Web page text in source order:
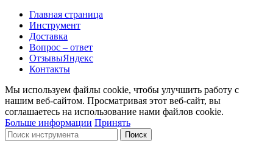
Главная страница
Инструмент
Доставка
Вопрос – ответ
ОтзывыЯндекс
Контакты
Мы используем файлы cookie, чтобы улучшить работу с
нашим веб-сайтом. Просматривая этот веб-сайт, вы
соглашаетесь на использование нами файлов cookie.
Больше информации Принять
Поиск